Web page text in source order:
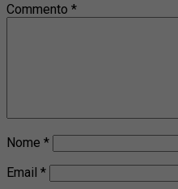
Commento *
Nome *
Email *